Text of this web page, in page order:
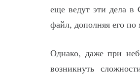
еще ведут эти дела в
файл, дополняя его
Однако, даже при
возникнуть